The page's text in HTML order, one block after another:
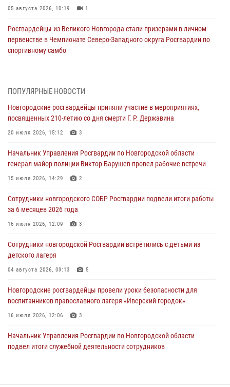
05 августа 2026, 10:19 1
Росгвардейцы из Великого Новгорода стали призерами в личном
первенстве в Чемпионате Северо-Западного округа Росгвардии по
спортивному самбо
детского лагеря
04 августа 2026, 09:13 5
Новгородские росгвардейцы за неделю осуществили 203 выезда на
04 августа 2026, 09:12 1
Радиоэфир программы "Новости дня" на радио "Радио53" от 30
центре подготовки личного состава Росгвардии.
30 июля 2026, 16:00 1
разрешительной работы Росгвардии провели телефонную «горячую
линию»
30 июля 2026, 14:36 1
Новгородские росгвардейцы рассказали о службе детям из летнего
лагеря «Волынь»
30 июля 2026, 08:40 5
ПОПУЛЯРНЫЕ НОВОСТИ
Новгородские росгвардейцы приняли участие в мероприятиях,
посвященных 210-летию со дня смерти Г. Р. Державина
20 июля 2026, 15:12 3
Начальник Управления Росгвардии по Новгородской области
генерал-майор полиции Виктор Барушев провел рабочие встречи
15 июля 2026, 14:29 2
Сотрудники новгородского СОБР Росгвардии подвели итоги работы
за 6 месяцев 2026 года
16 июля 2026, 12:09 3
Сотрудники новгородской Росгвардии встретились с детьми из
детского лагеря
04 августа 2026, 09:13 5
Новгородские росгвардейцы провели уроки безопасности для
воспитанников православного лагеря «Иверский городок»
16 июля 2026, 12:06 3
Начальник Управления Росгвардии по Новгородской области
подвел итоги служебной деятельности сотрудников